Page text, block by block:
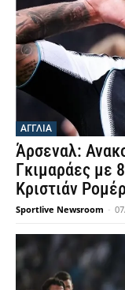
ΑΓΓΛΙΑ
Άρσεναλ:
Γκιμαράες με
Κριστιάν
Sportlive Newsroom -